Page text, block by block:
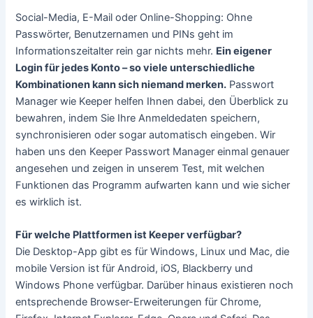
Social-Media, E-Mail oder Online-Shopping: Ohne
Passwörter, Benutzernamen und PINs geht im
Informationszeitalter rein gar nichts mehr. Ein eigener
Login für jedes Konto – so viele unterschiedliche
Kombinationen kann sich niemand merken. Passwort
Manager wie Keeper helfen Ihnen dabei, den Überblick zu
bewahren, indem Sie Ihre Anmeldedaten speichern,
synchronisieren oder sogar automatisch eingeben. Wir
haben uns den Keeper Passwort Manager einmal genauer
angesehen und zeigen in unserem Test, mit welchen
Funktionen das Programm aufwarten kann und wie sicher
es wirklich ist.
Für welche Plattformen ist Keeper verfügbar?
Die Desktop-App gibt es für Windows, Linux und Mac, die
mobile Version ist für Android, iOS, Blackberry und
Windows Phone verfügbar. Darüber hinaus existieren noch
entsprechende Browser-Erweiterungen für Chrome,